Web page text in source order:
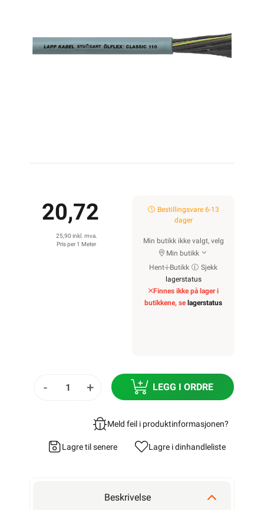
20,72
25,90 inkl. mva.
Pris per 1 Meter
Bestillingsvare 6-13
dager
Min butikk ikke valgt, velg
Min butikk
Hent-i-Butikk
Sjekk
lagerstatus
Finnes ikke på lager i
butikkene, se lagerstatus
- + LEGG I ORDRE
Meld feil i produktinformasjonen?
Lagre til senere Lagre i dinhandleliste
Beskrivelse